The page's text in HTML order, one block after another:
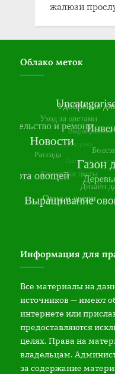
жалюзи
Облако меток
Информация для
Все материалы на
источников — имеют
интернете или
предоставляются
целях. Права на
владельцам.
за содержание